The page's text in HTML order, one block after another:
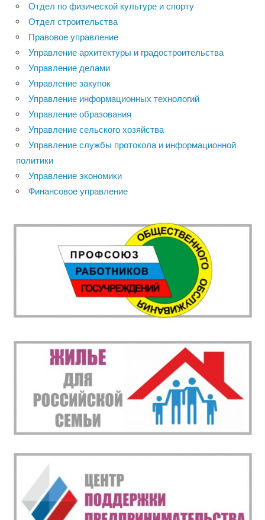
Отдел по физической культуре и спорту
Отдел строительства
Правовое управление
Управление архитектуры и градостроительства
Управление делами
Управление закупок
Управление информационных технологий
Управление образования
Управление сельского хозяйства
Управление службы протокола и информационной
политики
Управление экономики
Финансовое управление